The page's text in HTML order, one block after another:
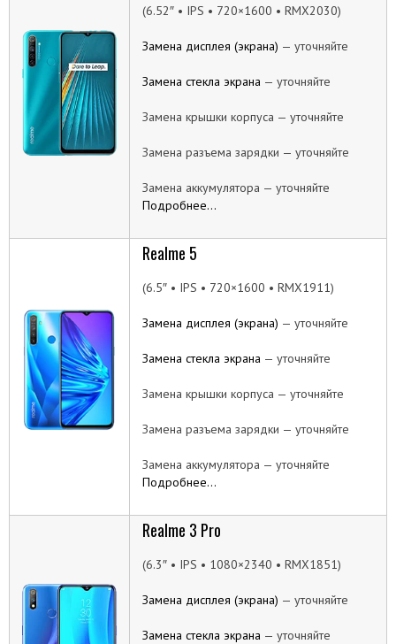
(6.52″ • IPS • 720×1600 • RMX2030)
Замена дисплея (экрана) — уточняйте
Замена стекла экрана — уточняйте
Замена крышки корпуса — уточняйте
Замена разъема зарядки — уточняйте
Замена аккумулятора — уточняйте
Подробнее…
Realme 5
(6.5″ • IPS • 720×1600 • RMX1911)
Замена дисплея (экрана) — уточняйте
Замена стекла экрана — уточняйте
Замена крышки корпуса — уточняйте
Замена разъема зарядки — уточняйте
Замена аккумулятора — уточняйте
Подробнее…
Realme 3 Pro
(6.3″ • IPS • 1080×2340 • RMX1851)
Замена дисплея (экрана) — уточняйте
Замена стекла экрана — уточняйте